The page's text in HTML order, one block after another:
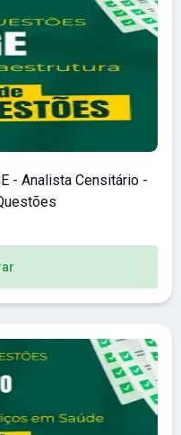
- Analista Censitário -